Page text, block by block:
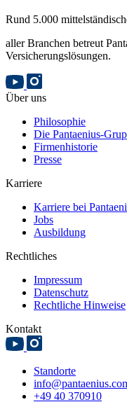
Rund 5.000
aller Branchen betreut
Versicherungslösungen.
Über uns
Philosophie
Die Pantaenius-
Firmenhistorie
Presse
Karriere
Karriere bei
Jobs
Ausbildung
Rechtliches
Impressum
Datenschutz
Rechtliche Hinweise
Kontakt
Standorte
+49 40 370910